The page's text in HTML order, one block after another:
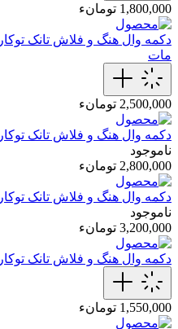
1,800,000 تومانء
دکمه وال هنگ و فلاش تانک توکار
مات
2,500,000 تومانء
دکمه وال هنگ و فلاش تانک توکار
ناموجود
2,800,000 تومانء
دکمه وال هنگ و فلاش تانک توکار
ناموجود
3,200,000 تومانء
دکمه وال هنگ و فلاش تانک توکار
1,550,000 تومانء